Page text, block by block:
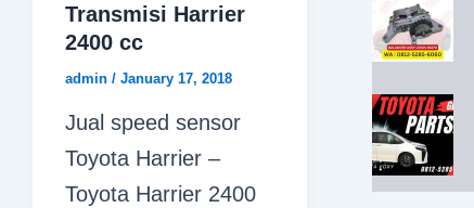
Transmisi Harrier
2400 cc
admin / January 17, 2018
Jual speed sensor
Toyota Harrier –
Toyota Harrier 2400